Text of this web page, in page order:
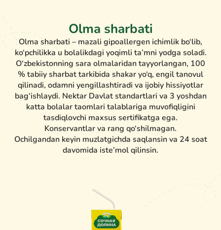
Olma sharbati
Olma sharbati – mazali gipoallergen ichimlik bo‘lib,
ko‘pchilikka u bolalikdagi yoqimli ta’mni yodga soladi.
O‘zbekistonning sara olmalaridan tayyorlangan, 100
% tabiiy sharbat tarkibida shakar yo‘q, engil tanovul
qilinadi, odamni yengillashtiradi va ijobiy hissiyotlar
bag‘ishlaydi. Nektar Davlat standartlari va 3 yoshdan
katta bolalar taomlari talablariga muvofiqligini
tasdiqlovchi maxsus sertifikatga ega.
Konservantlar va rang qo‘shilmagan.
Ochilgandan keyin muzlatgichda saqlansin va 24 soat
davomida iste’mol qilinsin.